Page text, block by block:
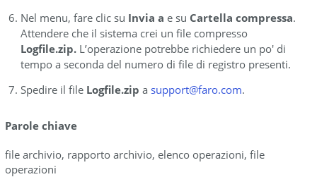
Nel menu, fare clic su Invia a e su Cartella compressa.
Attendere che il sistema crei un file compresso
Logfile.zip.L’operazione potrebbe richiedere un po' di
tempo a seconda del numero di file di registro presenti.
Spedire il file Logfile.zip a support@faro.com.
Parole chiave
file archivio, rapporto archivio, elenco operazioni, file
operazioni